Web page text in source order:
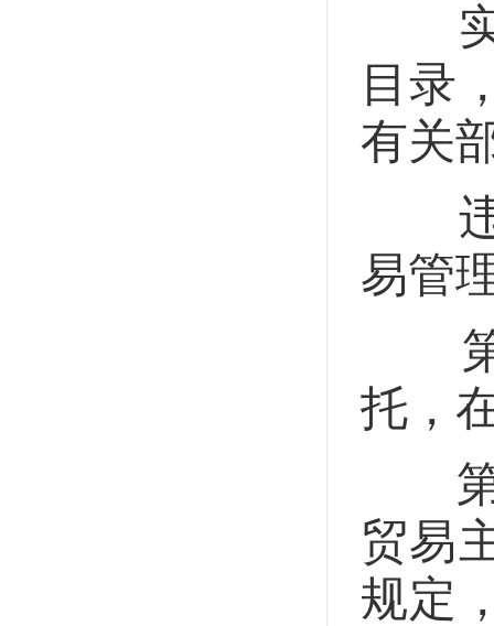
实
目录
有关
违
易管
第
托，
第
贸易
规定